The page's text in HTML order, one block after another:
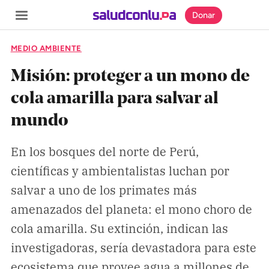
SECCIONES
Inicio
Noticias
Especiales
Nosotros
COBERTURAS
Comprueba
Donar
MEDIO AMBIENTE
Misión: proteger a un mono de
cola amarilla para salvar al
mundo
En los bosques del norte de Perú,
científicas y ambientalistas luchan por
salvar a uno de los primates más
amenazados del planeta: el mono choro de
cola amarilla. Su extinción, indican las
investigadoras, sería devastadora para este